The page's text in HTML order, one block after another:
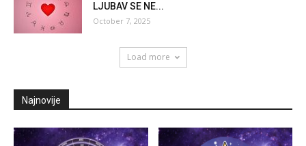
LJUBAV SE NE...
October 7, 2025
Load more
Najnovije